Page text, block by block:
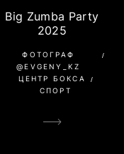
Big Zumba Party
2025
ФОТОГРАФ
@EVGENY_KZ
ЦЕНТР БОКСА
СПОРТ